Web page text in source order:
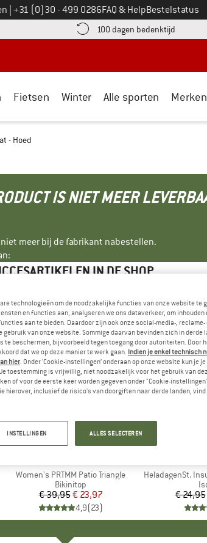
Bel ons op
+31 (0)30 - 499 0286FAQ & HelpBestelstatus
hier! Opent in een infovak
100 dagen bedenktijd Vind
Fietsen Winter Alle sporten Merken
- Hoed
IS NIET MEER
meer bij de fabrikant nabestellen.
IN DE SHOP
Artikel
Women's PRTMM Patio Triangle
Productgroep
Bikinitop
Prijs
€ 39,95Verlaagde prijs
€ 23,97
4,9(23)
Artikel
HeladagenSt.
€ 24,95
technologieën om de noodzakelijke functies van onze website te
en functies aan, analyseren we ons dataverkeer, om inhouden
aan te bieden. Daardoor zijn ook onze social-media-, reclame-
van onze website. Sommige daarvan bevinden zich in derde
te beschermen, bijvoorbeeld tegen toegang door autoriteiten. Door
dat we op deze manier te werk gaan. Indien je enkel technisch
hier. Onder ‘Cookie-instellingen’ onderaan op onze website kun je
toestemming is vrijwillig, niet noodzakelijk voor het gebruik van
of voor de eerste keer worden gegeven onder "Cookie-
hierover, inclusief de risico's van doorgiften naar derde landen, vind
INSTELLINGEN ALLES SELECTEREN